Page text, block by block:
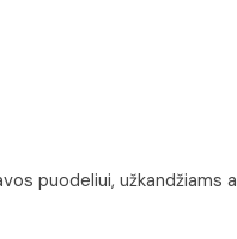
puodeliui,